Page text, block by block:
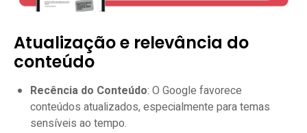
Atualização e relevância do
conteúdo
Recência do Conteúdo: O Google favorece
conteúdos atualizados, especialmente para temas
sensíveis ao tempo.